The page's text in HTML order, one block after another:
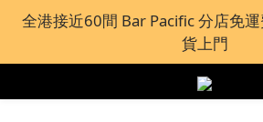
全港接近60間 Bar Pacific 分店免
貨上門
全港接近60間 Bar Pacific 分店免
貨上門
根據香港法律，不得在業務過程